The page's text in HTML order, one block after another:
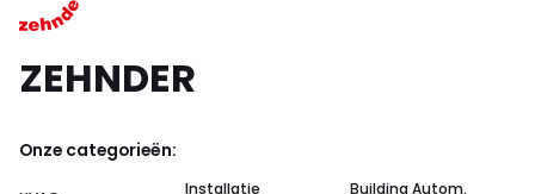
ZEHNDER
Onze categorieën:
Installatie
Building Autom.